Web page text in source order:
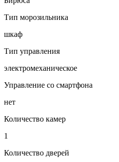
Тип морозильника
шкаф
Тип управления
электромеханическое
Управление со смартфона
нет
Количество камер
1
Количество дверей